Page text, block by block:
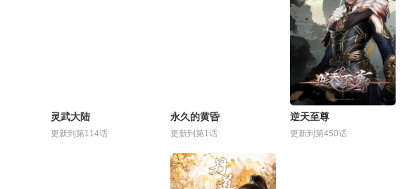
灵武大陆
更新到第114话
永久的黄昏
更新到第1话
逆天至尊
更新到第450话